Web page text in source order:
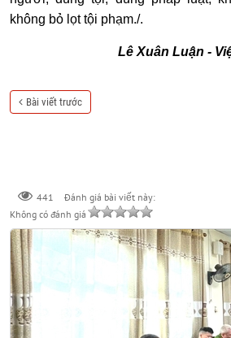
không bỏ lọt tội phạm./.
Lê Xuân Luận -
Bài viết trước
441
Đánh giá bài viết này:
Không có đánh giá